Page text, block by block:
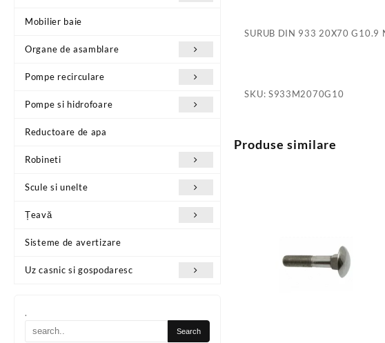
Mobilier baie
Organe de asamblare
Pompe recirculare
Pompe si hidrofoare
Reductoare de apa
Robineti
Scule si unelte
Țeavă
Sisteme de avertizare
Uz casnic si gospodaresc
.
SURUB DIN 933 20X70 G10.9
SKU: S933M2070G10
Produse similare